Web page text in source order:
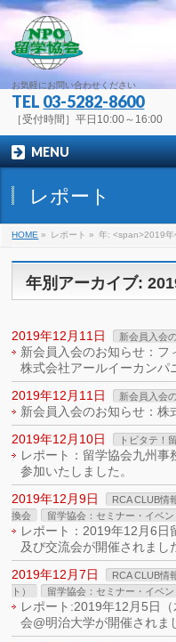
お気軽にお問い合わせください
TEL 03-5282-8600
［受付時間］平日10:00～16:00
MENU
レポート
HOME » レポート » 年: <span>2019
年別アーカイブ:
2019年12月11日 新会員入会
新会員入会のお知らせ：
株式会社アールイーカンパ
2019年12月11日
新会員入会
新会員入会のお知らせ：株
2019年12月10日
トビタテ！
レポート：留学協会九州事
参加いたしました。
2019年12月9日
RCA CLUB情
換会
留学協会：セミナー・イベン
レポート：2019年12月6日
及び交流会が開催されまし
2019年12月7日
RCA CLUB情
ト）
留学協会：セミナー・イベン
レポート:2019年12月5日
会@明治大学が開催されま